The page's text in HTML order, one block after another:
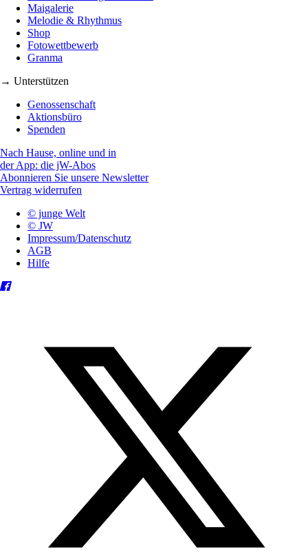
Maigalerie
Melodie & Rhythmus
Shop
Fotowettbewerb
Granma
→ Unterstützen
Genossenschaft
Aktionsbüro
Spenden
Nach Hause, online und in
der App: die jW-Abos
Abonnieren Sie unsere Newsletter
Vertrag widerrufen
© junge Welt
© JW
Impressum/Datenschutz
AGB
Hilfe